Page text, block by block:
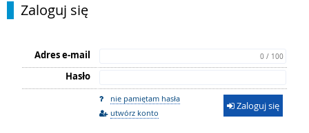
Zaloguj się
Adres e-mail 0 / 100
Hasło
nie pamiętam hasła
utwórz konto
Zaloguj się